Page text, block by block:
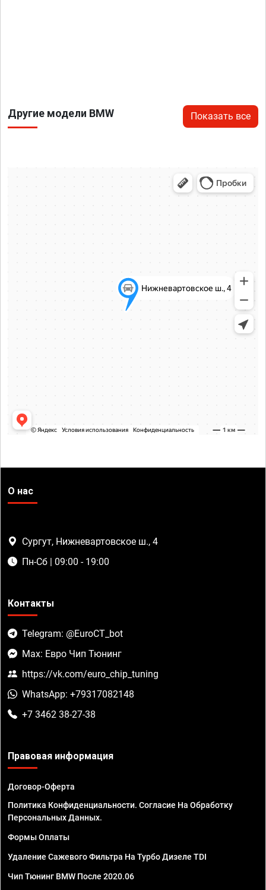
Другие модели BMW Показать все
О нас
Сургут, Нижневартовское ш., 4
Пн-Сб | 09:00 - 19:00
Контакты
Telegram: @EuroCT_bot
Max: Евро Чип Тюнинг
https://vk.com/euro_chip_tuning
WhatsApp: +79317082148
+7 3462 38-27-38
Правовая информация
Договор-Оферта
Политика Конфиденциальности. Согласие На Обработку
Персональных Данных.
Формы Оплаты
Удаление Сажевого Фильтра На Турбо Дизеле TDI
Чип Тюнинг BMW После 2020.06